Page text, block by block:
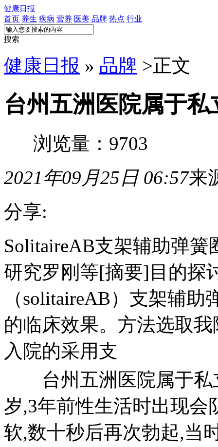
健康日报
首页 养生 疾病 营养 医美 品牌 热点 行业
搜索
健康日报 » 品牌 >正文
台州五洲医院属于
浏览量：9703
2021年09月25日 06:57来
分享:
SolitaireAB支架辅助弹
研究罗刚等[摘要]目的探
（solitaireAB）支架辅
的临床效果。方法选取
入院的采用支
台州五洲医院属于私
岁,3年前性生活时出现会
软,数十秒后再次勃起,当